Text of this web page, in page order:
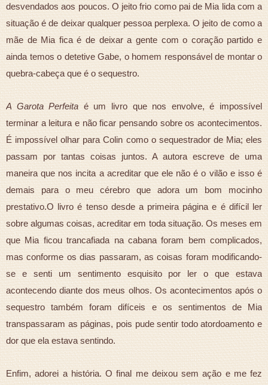
desvendados aos poucos. O jeito frio como pai de Mia lida com a
situação é de deixar qualquer pessoa perplexa. O jeito de como a
mãe de Mia fica é de deixar a gente com o coração partido e
ainda temos o detetive Gabe, o homem responsável de montar o
quebra-cabeça que é o sequestro.
A Garota Perfeitaé um livro que nos envolve, é impossível
terminar a leitura e não ficar pensando sobre os acontecimentos.
É impossível olhar para Colin como o sequestrador de Mia; eles
passam por tantas coisas juntos. A autora escreve de uma
maneira que nos incita a acreditar que ele não é o vilão e isso é
demais para o meu cérebro que adora um bom mocinho
prestativo.O livro é tenso desde a primeira página e é difícil ler
sobre algumas coisas, acreditar em toda situação. Os meses em
que Mia ficou trancafiada na cabana foram bem complicados,
mas conforme os dias passaram, as coisas foram modificando-
se e senti um sentimento esquisito por ler o que estava
acontecendo diante dos meus olhos. Os acontecimentos após o
sequestro também foram difíceis e os sentimentos de Mia
transpassaram as páginas, pois pude sentir todo atordoamento e
dor que ela estava sentindo.
Enfim, adorei a história. O final me deixou sem ação e me fez